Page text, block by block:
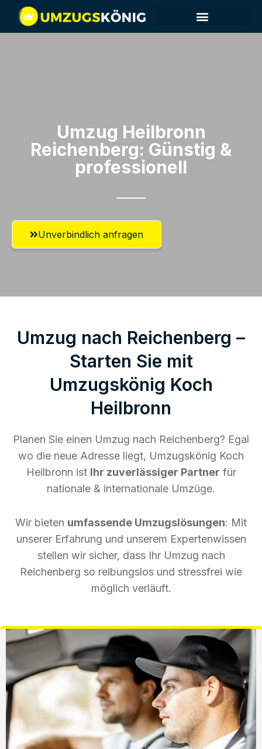
Umzug Heilbronn​
Reichenberg: Günstig &
professionell​
Unverbindlich anfragen
Umzug nach Reichenberg –
Starten Sie mit
Umzugskönig Koch
Heilbronn
Planen Sie einen Umzug nach Reichenberg? Egal
wo die neue Adresse liegt, Umzugskönig Koch
Heilbronn ist Ihr zuverlässiger Partner für
nationale & internationale Umzüge.
Wir bieten umfassende Umzugslösungen: Mit
unserer Erfahrung und unserem Expertenwissen
stellen wir sicher, dass Ihr Umzug nach
Reichenberg so reibungslos und stressfrei wie
möglich verläuft.